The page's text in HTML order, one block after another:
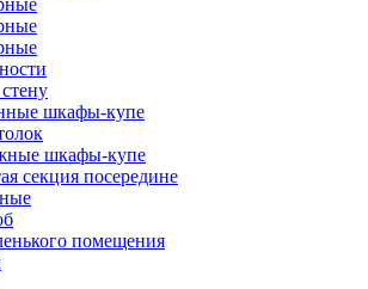
шкафы-купе
шкафы-купе
секция посередине
помещения